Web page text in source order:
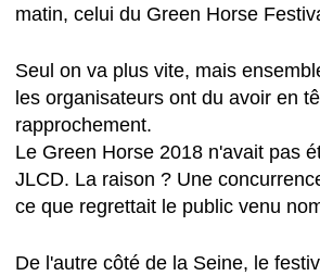
matin, celui du Green Horse
Seul on va plus vite, mais
les organisateurs ont du avoir en
rapprochement.
Le Green Horse 2018 n'avait pas
JLCD. La raison ? Une
ce que regrettait le public venu
De l'autre côté de la Seine, le